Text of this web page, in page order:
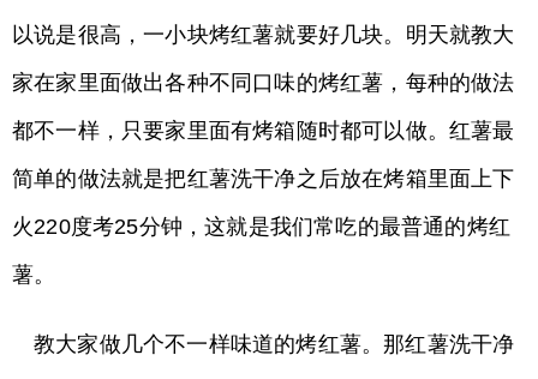
以说是很高，一小块烤红薯就要好几块。明天就教大
家在家里面做出各种不同口味的烤红薯，每种的做法
都不一样，只要家里面有烤箱随时都可以做。红薯最
简单的做法就是把红薯洗干净之后放在烤箱里面上下
火220度考25分钟，这就是我们常吃的最普通的烤红
薯。
教大家做几个不一样味道的烤红薯。那红薯洗干净